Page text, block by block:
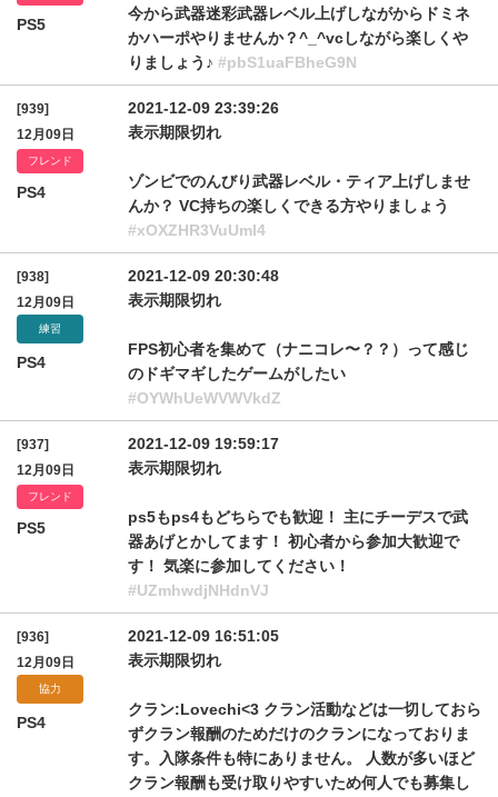
PS5
今から武器迷彩武器レベル上げしながからドミネ
かハーポやりませんか？^_^vcしながら楽しくや
りましょう♪ #pbS1uaFBheG9N
[939]
12月09日
フレンド
PS4
2021-12-09 23:39:26
表示期限切れ
ゾンビでのんびり武器レベル・ティア上げしませ
んか？ VC持ちの楽しくできる方やりましょう
#xOXZHR3VuUmI4
[938]
12月09日
練習
PS4
2021-12-09 20:30:48
表示期限切れ
FPS初心者を集めて（ナニコレ〜？？）って感じ
のドギマギしたゲームがしたい
#OYWhUeWVWVkdZ
[937]
12月09日
フレンド
PS5
2021-12-09 19:59:17
表示期限切れ
ps5もps4もどちらでも歓迎！ 主にチーデスで武
器あげとかしてます！ 初心者から参加大歓迎で
す！ 気楽に参加してください！
#UZmhwdjNHdnVJ
[936]
12月09日
協力
PS4
2021-12-09 16:51:05
表示期限切れ
クラン:Lovechi<3 クラン活動などは一切しておら
ずクラン報酬のためだけのクランになっておりま
す。入隊条件も特にありません。 人数が多いほど
クラン報酬も受け取りやすいため何人でも募集し